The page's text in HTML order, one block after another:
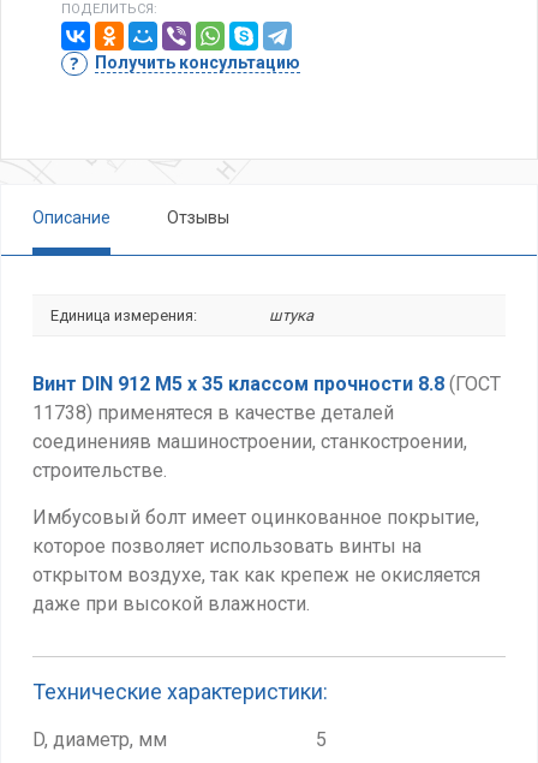
ПОДЕЛИТЬСЯ:
Получить консультацию
Описание Отзывы
Единица измерения: штука
Винт DIN 912 М5 х 35 классом прочности 8.8 (ГОСТ
11738) применятеся в качестве деталей
соединенияв машиностроении, станкостроении,
строительстве.
Имбусовый болт имеет оцинкованное покрытие,
которое позволяет использовать винты на
открытом воздухе, так как крепеж не окисляется
даже при высокой влажности.
Технические характеристики:
D, диаметр, мм 5